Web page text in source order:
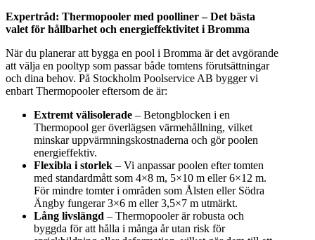
Expertråd: Thermopooler med poolliner – Det bästa
valet för hållbarhet och energieffektivitet i Bromma
När du planerar att bygga en pool i Bromma är det avgörande
att välja en pooltyp som passar både tomtens förutsättningar
och dina behov. På Stockholm Poolservice AB bygger vi
enbart Thermopooler eftersom de är:
Extremt välisolerade – Betongblocken i en
Thermopool ger överlägsen värmehållning, vilket
minskar uppvärmningskostnaderna och gör poolen
energieffektiv.
Flexibla i storlek – Vi anpassar poolen efter tomten
med standardmått som 4×8 m, 5×10 m eller 6×12 m.
För mindre tomter i områden som Ålsten eller Södra
Ängby fungerar 3×6 m eller 3,5×7 m utmärkt.
Lång livslängd – Thermopooler är robusta och
byggda för att hålla i många år utan risk för